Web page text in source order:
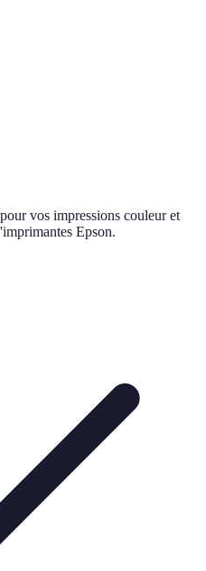
vos impressions couleur et
Epson.